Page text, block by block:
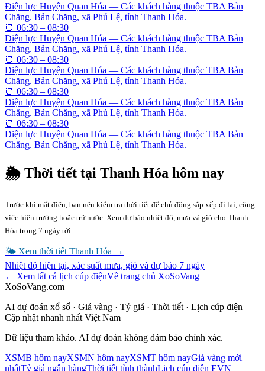
Điện lực Huyện Quan Hóa — Các khách hàng thuộc TBA Bản
Chăng. Bản Chăng, xã Phú Lệ, tỉnh Thanh Hóa.
⏰ 06:30 – 08:30
Điện lực Huyện Quan Hóa — Các khách hàng thuộc TBA Bản
Chăng. Bản Chăng, xã Phú Lệ, tỉnh Thanh Hóa.
⏰ 06:30 – 08:30
Điện lực Huyện Quan Hóa — Các khách hàng thuộc TBA Bản
Chăng. Bản Chăng, xã Phú Lệ, tỉnh Thanh Hóa.
⏰ 06:30 – 08:30
Điện lực Huyện Quan Hóa — Các khách hàng thuộc TBA Bản
Chăng. Bản Chăng, xã Phú Lệ, tỉnh Thanh Hóa.
⏰ 06:30 – 08:30
Điện lực Huyện Quan Hóa — Các khách hàng thuộc TBA Bản
Chăng. Bản Chăng, xã Phú Lệ, tỉnh Thanh Hóa.
🌦 Thời tiết tại Thanh Hóa hôm nay
Trước khi mất điện, bạn nên kiểm tra thời tiết để chủ động sắp xếp đi lại, công
việc hiện trường hoặc trữ nước. Xem dự báo nhiệt độ, mưa và gió cho Thanh
Hóa trong 7 ngày tới.
🌤 Xem thời tiết Thanh Hóa →
Nhiệt độ hiện tại, xác suất mưa, gió và dự báo 7 ngày
← Xem tất cả lịch cúp điệnVề trang chủ XoSoVang
XoSoVang.com
AI dự đoán xổ số · Giá vàng · Tỷ giá · Thời tiết · Lịch cúp điện —
Cập nhật nhanh nhất Việt Nam
Dữ liệu tham khảo. AI dự đoán không đảm bảo chính xác.
XSMB hôm nayXSMN hôm nayXSMT hôm nayGiá vàng mới
nhấtTỷ giá ngân hàngThời tiết tỉnh thànhLịch cúp điện EVN